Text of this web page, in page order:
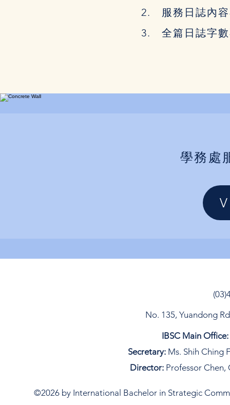
2. 服務日誌內容
3. 全篇日誌字
學務處
No. 135, Yuandong
IBSC Main Office:
Secretary: Ms. Shih Ching
Director: Professor Chen,
©2026 by International Bachelor in Strategic